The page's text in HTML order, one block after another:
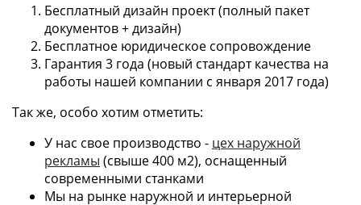
Бесплатный дизайн проект (полный пакет
документов + дизайн)
Бесплатное юридическое сопровождение
Гарантия 3 года (новый стандарт качества на
работы нашей компании с января 2017 года)
Так же, особо хотим отметить:
У нас свое производство - цех наружной
рекламы (свыше 400 м2), оснащенный
современными станками
Мы на рынке наружной и интерьерной